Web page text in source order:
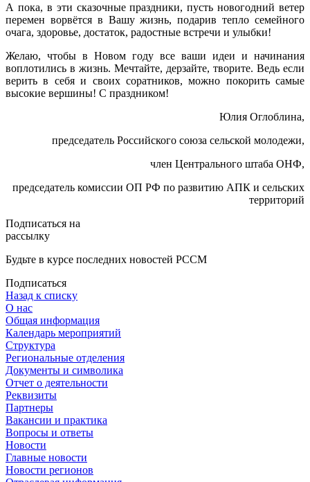
А пока, в эти сказочные праздники, пусть новогодний ветер
перемен ворвётся в Вашу жизнь, подарив тепло семейного
очага, здоровье, достаток, радостные встречи и улыбки!
Желаю, чтобы в Новом году все ваши идеи и начинания
воплотились в жизнь. Мечтайте, дерзайте, творите. Ведь если
верить в себя и своих соратников, можно покорить самые
высокие вершины! С праздником!
Юлия Оглоблина,
председатель Российского союза сельской молодежи,
член Центрального штаба ОНФ,
председатель комиссии ОП РФ по развитию АПК и сельских
территорий
Подписаться на
рассылку
Будьте в курсе последних новостей РССМ
Подписаться
Назад к списку
О нас
Общая информация
Календарь мероприятий
Структура
Региональные отделения
Документы и символика
Отчет о деятельности
Реквизиты
Партнеры
Вакансии и практика
Вопросы и ответы
Новости
Главные новости
Новости регионов